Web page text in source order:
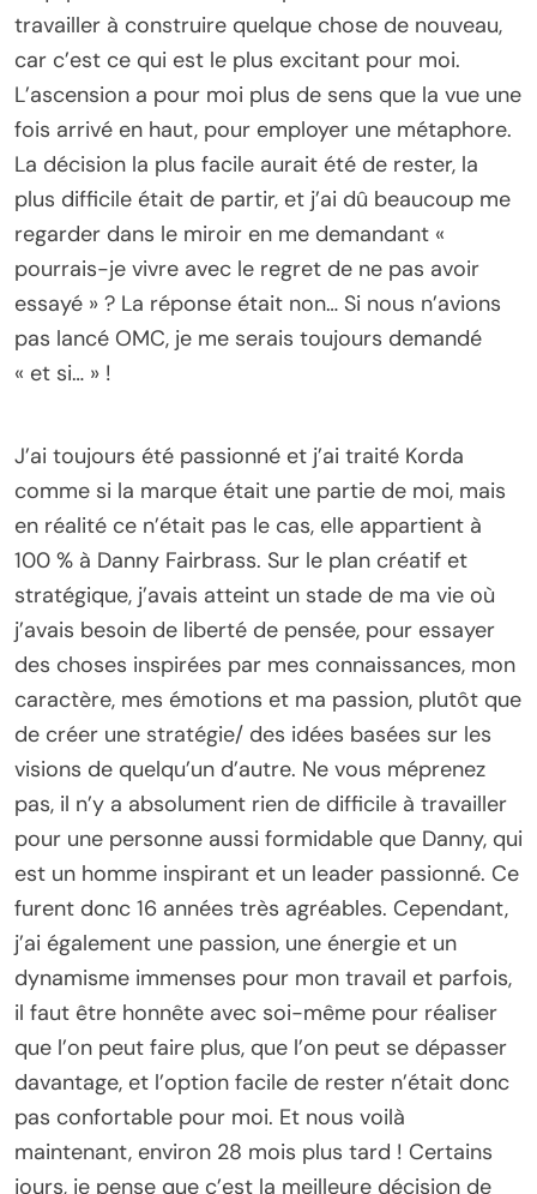
travailler à construire quelque chose de nouveau,
car c’est ce qui est le plus excitant pour moi.
L’ascension a pour moi plus de sens que la vue une
fois arrivé en haut, pour employer une métaphore.
La décision la plus facile aurait été de rester, la
plus difficile était de partir, et j’ai dû beaucoup me
regarder dans le miroir en me demandant «
pourrais-je vivre avec le regret de ne pas avoir
essayé » ? La réponse était non… Si nous n’avions
pas lancé OMC, je me serais toujours demandé
« et si… » !
J’ai toujours été passionné et j’ai traité Korda
comme si la marque était une partie de moi, mais
en réalité ce n’était pas le cas, elle appartient à
100 % à Danny Fairbrass. Sur le plan créatif et
stratégique, j’avais atteint un stade de ma vie où
j’avais besoin de liberté de pensée, pour essayer
des choses inspirées par mes connaissances, mon
caractère, mes émotions et ma passion, plutôt que
de créer une stratégie/ des idées basées sur les
visions de quelqu’un d’autre. Ne vous méprenez
pas, il n’y a absolument rien de difficile à travailler
pour une personne aussi formidable que Danny, qui
est un homme inspirant et un leader passionné. Ce
furent donc 16 années très agréables. Cependant,
j’ai également une passion, une énergie et un
dynamisme immenses pour mon travail et parfois,
il faut être honnête avec soi-même pour réaliser
que l’on peut faire plus, que l’on peut se dépasser
davantage, et l’option facile de rester n’était donc
pas confortable pour moi. Et nous voilà
maintenant, environ 28 mois plus tard ! Certains
jours, je pense que c’est la meilleure décision de